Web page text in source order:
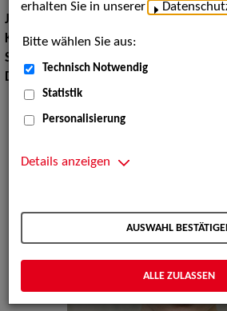
Jahrgang:
Körpergröße:164 cm
Sprachen:
Dialekte:
erhalten Sie in unserer
Bitte wählen Sie aus:
Technisch Notwendig
Statistik
Personalisierung
Details anzeigen
AUSWAHL
ALLE ZULASSEN